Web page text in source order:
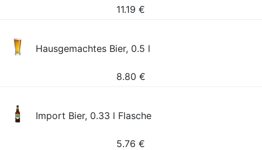
11.19 €
Hausgemachtes Bier, 0.5 l
8.80 €
Import Bier, 0.33 l Flasche
5.76 €